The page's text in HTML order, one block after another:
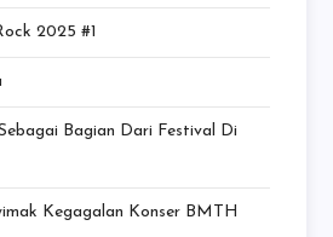
2025 #1
Bagian Dari Festival Di
Kegagalan Konser BMTH